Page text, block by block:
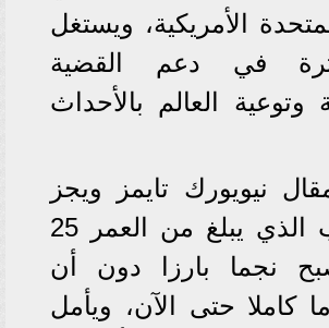
الأمريكية، ويستغل
في دعم القضية
وتوعية العالم بالأحداث
نيويورك تايمز ويجز
بأنه الشاب الذي يبلغ من العمر 25
نجما بارزا دون أن
كاملا حتى الآن، ويأمل